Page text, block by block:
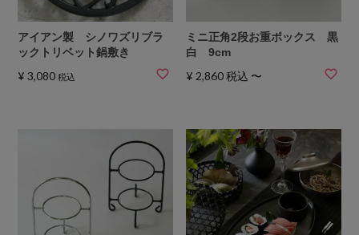
アイアン製 シノワズリブラ
ックトリベット鍋敷き
¥ 3,080 税込
ミニ正角2段お重ボックス 黒
白 9cm
¥ 2,860税込 〜